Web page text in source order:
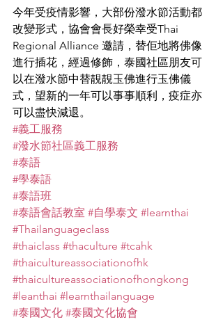
今年受疫情影響，大部份潑水節活動都
改變形式，協會會長好榮幸受Thai
Regional Alliance 邀請，替佢地將佛像
進行插花，經過修飾，泰國社區朋友可
以在潑水節中替靚靚玉佛進行玉佛儀
式，望新的一年可以事事順利，疫症亦
可以盡快減退。
#義工服務
#潑水節社區義工服務
#泰語
#學泰語
#泰語班
#泰語會話教室 #自學泰文 #learnthai
#Thailanguageclass
#thaiclass #thaculture #tcahk
#thaicultureassociationofhk
#thaicultureassociationofhongkong
#leanthai #learnthailanguage
#泰國文化 #泰國文化協會